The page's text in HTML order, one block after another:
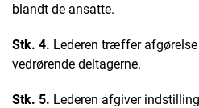
blandt de ansatte.
Stk. 4. Lederen træffer
vedrørende deltagerne.
Stk. 5. Lederen afgiver